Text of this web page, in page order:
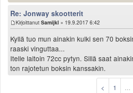
Re: Jonway skootterit
Kirjoittanut Samijkl » 19.9.2017 6:42
Kyllä tuo mun ainakin kulki sen 70
raaski vinguttaa...
Itelle laitoin 72cc pytyn. Sillä saat
ton rajotetun boksin kanssakin.
< 1 ...